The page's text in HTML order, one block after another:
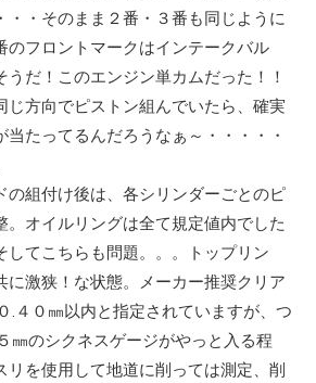
・・そのまま２番・３番も同じように
のフロントマークはインテークバル
うだ！このエンジン単カムだった！！
じ方向でピストン組んでいたら、確実
当たってるんだろうなぁ～・・・・・
の組付け後は、各シリンダーごとのピ
。オイルリングは全て規定値内でした
してこちらも問題。。。トップリン
に激狭！な状態。メーカー推奨クリア
.４０㎜以内と指定されていますが、つ
㎜のシクネスゲージがやっと入る程
リを使用して地道に削っては測定、削